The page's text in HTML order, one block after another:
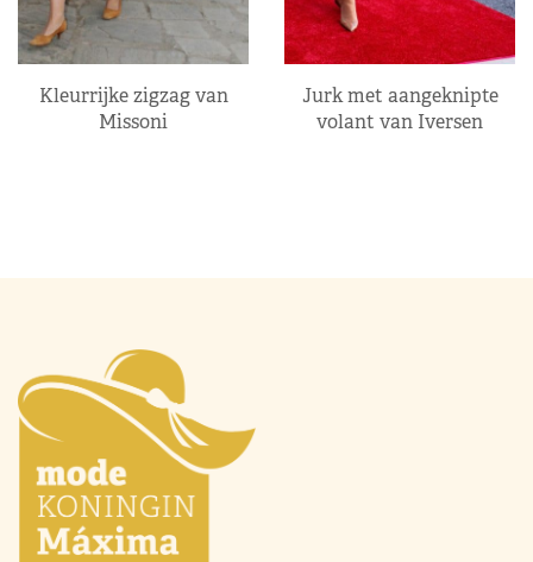
Kleurrijke zigzag van
Missoni
Jurk met aangeknipte
volant van Iversen